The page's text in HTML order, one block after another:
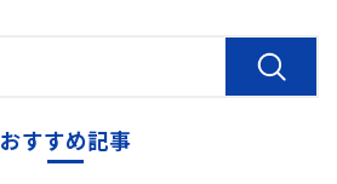
おすすめ記事